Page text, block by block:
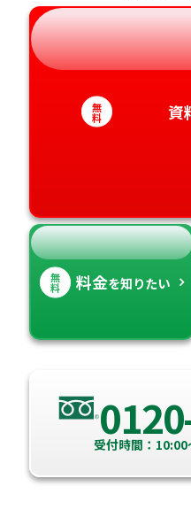
無
料 資
無
料 料金を知りたい
受付時間：